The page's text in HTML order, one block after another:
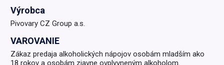
Výrobca
Pivovary CZ Group a.s.
VAROVANIE
Zákaz predaja alkoholických nápojov osobám mladším ako
18 rokov a osobám zjavne ovplyvneným alkoholom.